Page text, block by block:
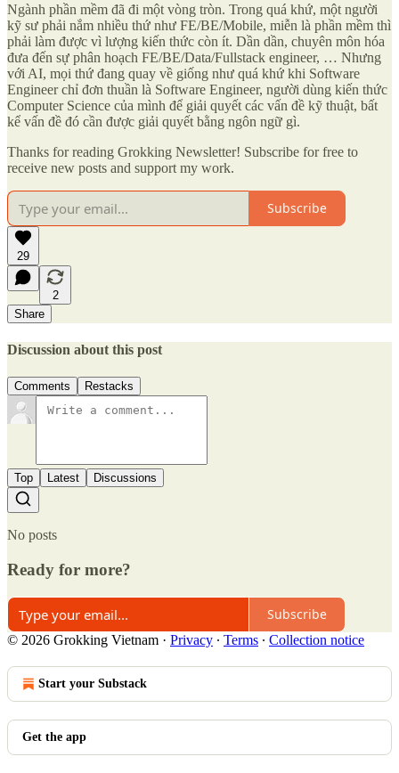
Ngành phần mềm đã đi một vòng tròn. Trong quá khứ, một người
kỹ sư phải nắm nhiều thứ như FE/BE/Mobile, miễn là phần mềm thì
phải làm được vì lượng kiến thức còn ít. Dần dần, chuyên môn hóa
đưa đến sự phân hoạch FE/BE/Data/Fullstack engineer, … Nhưng
với AI, mọi thứ đang quay về giống như quá khứ khi Software
Engineer chỉ đơn thuần là Software Engineer, người dùng kiến thức
Computer Science của mình để giải quyết các vấn đề kỹ thuật, bất
kể vấn đề đó cần được giải quyết bằng ngôn ngữ gì.
Thanks for reading Grokking Newsletter! Subscribe for free to
receive new posts and support my work.
Subscribe
29
2
Share
Discussion about this post
Comments Restacks
Top Latest Discussions
No posts
Ready for more?
Subscribe
© 2026 Grokking Vietnam · Privacy ∙ Terms ∙ Collection notice
Start your Substack
Get the app